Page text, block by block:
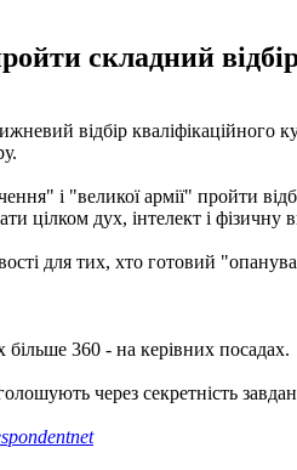
складний
відбір кваліфікаційного
і "великої армії" пройти
цілком дух, інтелект і фізичну
для тих, хто готовий
більше 360 - на керівних посадах.
через секретність